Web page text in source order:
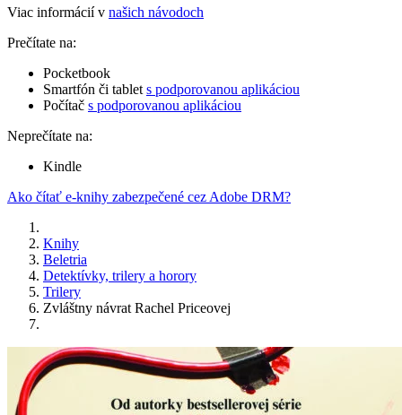
Viac informácií v našich návodoch
Prečítate na:
Pocketbook
Smartfón či tablet s podporovanou aplikáciou
Počítač s podporovanou aplikáciou
Neprečítate na:
Kindle
Ako čítať e-knihy zabezpečené cez Adobe DRM?
Knihy
Beletria
Detektívky, trilery a horory
Trilery
Zvláštny návrat Rachel Priceovej